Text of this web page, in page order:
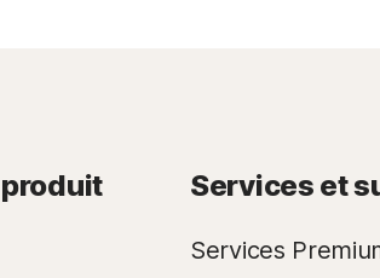
Services et
Services